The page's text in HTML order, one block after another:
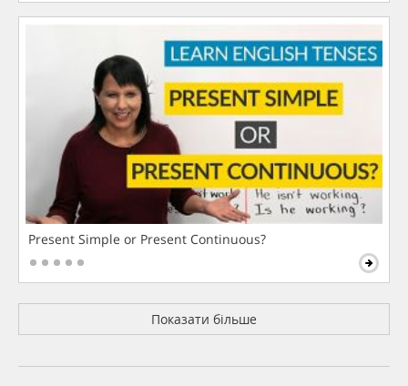
Present Simple or Present Continuous?
Показати більше